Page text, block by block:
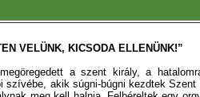
VELÜNK, KICSODA ELLENÜNK!”
a szent király, a
szívébe, akik súgni-búgni kezdtek